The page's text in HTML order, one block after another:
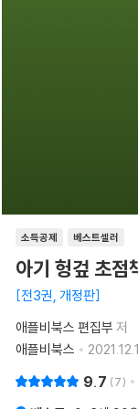
소득공제 베스트셀러
아기 헝겊 초점
전3권, 개정판
애플비북스 편집부 저
애플비북스
9.7 7